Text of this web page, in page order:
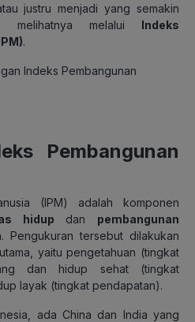
justru menjadi yang semakin
melalui Indeks
.
Indeks Pembangunan
Pembangunan
(IPM) adalah komponen
hidup dan pembangunan
Pengukuran tersebut dilakukan
yaitu pengetahuan (tingkat
dan hidup sehat (tingkat
layak (tingkat pendapatan).
ada China dan India yang